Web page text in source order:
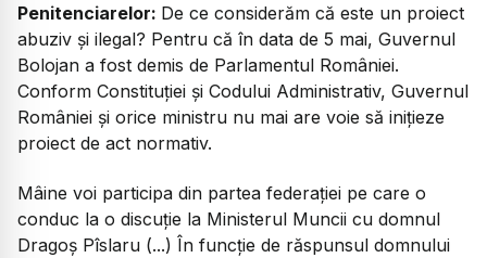
Penitenciarelor: De ce considerăm că este un proiect
abuziv și ilegal? Pentru că în data de 5 mai, Guvernul
Bolojan a fost demis de Parlamentul României.
Conform Constituției și Codului Administrativ, Guvernul
României și orice ministru nu mai are voie să inițieze
proiect de act normativ.
Mâine voi participa din partea federației pe care o
conduc la o discuție la Ministerul Muncii cu domnul
Dragoș Pîslaru (...) În funcție de răspunsul domnului